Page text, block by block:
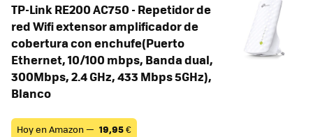
TP-Link RE200 AC750 - Repetidor de
red Wifi extensor amplificador de
cobertura con enchufe(Puerto
Ethernet, 10/100 mbps, Banda dual,
300Mbps, 2.4 GHz, 433 Mbps 5GHz),
Blanco
Hoy en Amazon — 19,95€